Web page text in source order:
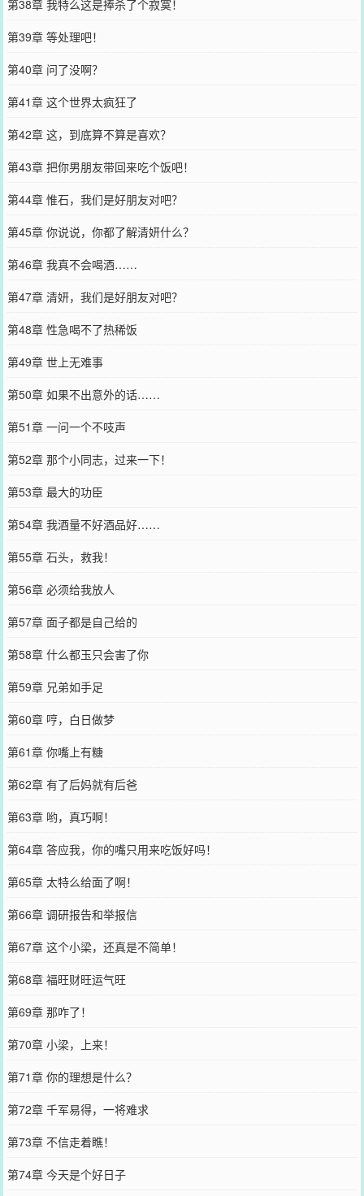
第38章 我特么这是捧杀了个寂寞！
第39章 等处理吧！
第40章 问了没啊？
第41章 这个世界太疯狂了
第42章 这，到底算不算是喜欢？
第43章 把你男朋友带回来吃个饭吧！
第44章 惟石，我们是好朋友对吧？
第45章 你说说，你都了解清妍什么？
第46章 我真不会喝酒……
第47章 清妍，我们是好朋友对吧？
第48章 性急喝不了热稀饭
第49章 世上无难事
第50章 如果不出意外的话……
第51章 一问一个不吱声
第52章 那个小同志，过来一下！
第53章 最大的功臣
第54章 我酒量不好酒品好……
第55章 石头，救我！
第56章 必须给我放人
第57章 面子都是自己给的
第58章 什么都玉只会害了你
第59章 兄弟如手足
第60章 哼，白日做梦
第61章 你嘴上有糖
第62章 有了后妈就有后爸
第63章 哟，真巧啊！
第64章 答应我，你的嘴只用来吃饭好吗！
第65章 太特么给面了啊！
第66章 调研报告和举报信
第67章 这个小梁，还真是不简单！
第68章 福旺财旺运气旺
第69章 那咋了！
第70章 小梁，上来！
第71章 你的理想是什么？
第72章 千军易得，一将难求
第73章 不信走着瞧！
第74章 今天是个好日子